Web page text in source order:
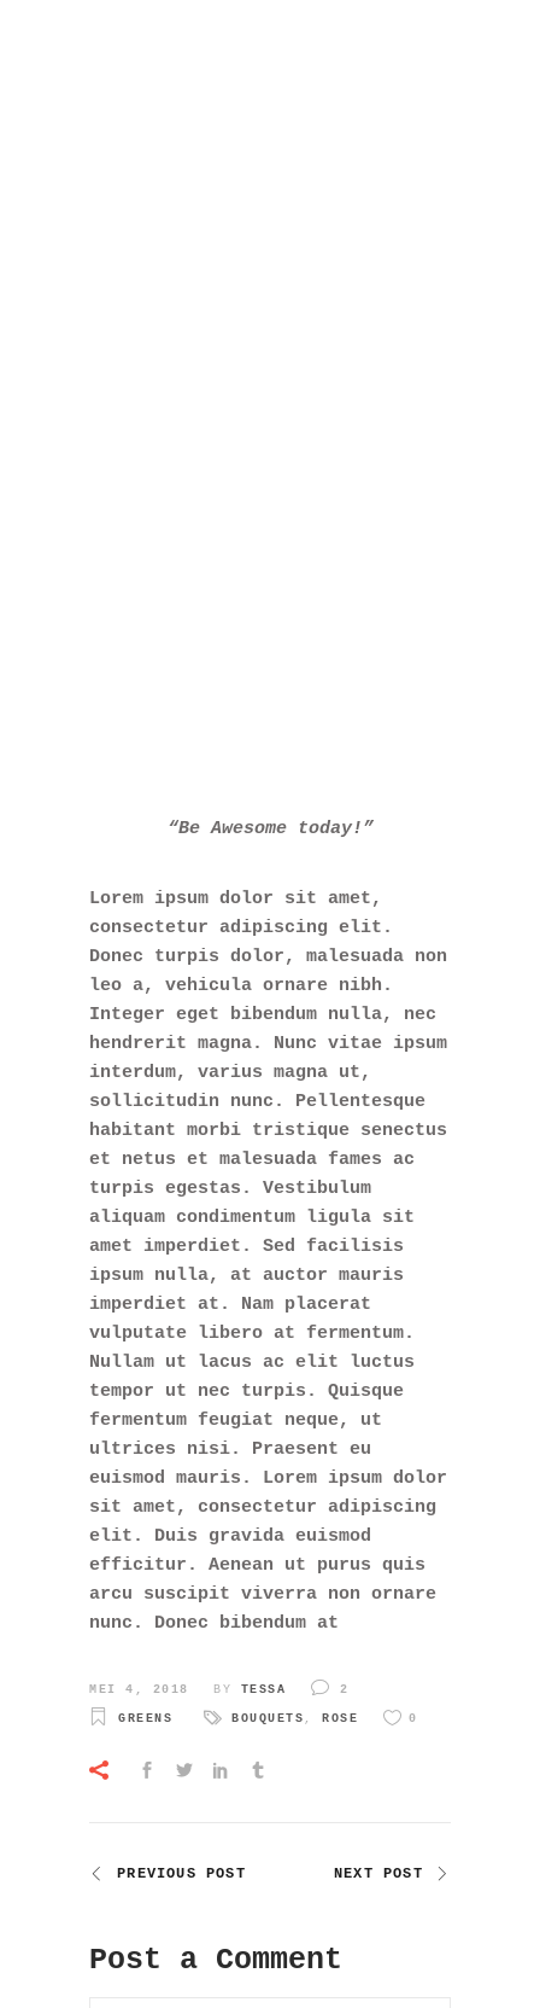
“Be Awesome today!”
Lorem ipsum dolor sit amet,
consectetur adipiscing elit.
Donec turpis dolor, malesuada non
leo a, vehicula ornare nibh.
Integer eget bibendum nulla, nec
hendrerit magna. Nunc vitae ipsum
interdum, varius magna ut,
sollicitudin nunc. Pellentesque
habitant morbi tristique senectus
et netus et malesuada fames ac
turpis egestas. Vestibulum
aliquam condimentum ligula sit
amet imperdiet. Sed facilisis
ipsum nulla, at auctor mauris
imperdiet at. Nam placerat
vulputate libero at fermentum.
Nullam ut lacus ac elit luctus
tempor ut nec turpis. Quisque
fermentum feugiat neque, ut
ultrices nisi. Praesent eu
euismod mauris. Lorem ipsum dolor
sit amet, consectetur adipiscing
elit. Duis gravida euismod
efficitur. Aenean ut purus quis
arcu suscipit viverra non ornare
nunc. Donec bibendum at
MEI 4, 2018 BY TESSA 2
GREENS BOUQUETS , ROSE 0
PREVIOUS POST NEXT POST
Post a Comment